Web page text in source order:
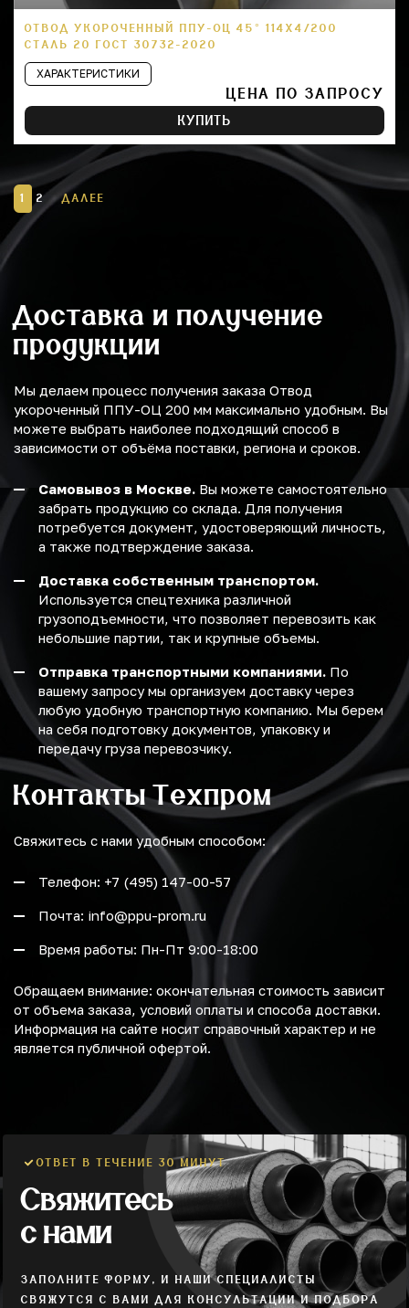
ОТВОД УКОРОЧЕННЫЙ ППУ-ОЦ 45° 114Х4/200
СТАЛЬ 20 ГОСТ 30732-2020
ХАРАКТЕРИСТИКИ
ЦЕНА ПО ЗАПРОСУ
КУПИТЬ
1 2 ДАЛЕЕ
Доставка и получение
продукции
Мы делаем процесс получения заказа Отвод
укороченный ППУ-ОЦ 200 мм максимально удобным. Вы
можете выбрать наиболее подходящий способ в
зависимости от объёма поставки, региона и сроков.
Самовывоз в Москве. Вы можете самостоятельно
забрать продукцию со склада. Для получения
потребуется документ, удостоверяющий личность,
а также подтверждение заказа.
Доставка собственным транспортом.
Используется спецтехника различной
грузоподъемности, что позволяет перевозить как
небольшие партии, так и крупные объемы.
Отправка транспортными компаниями. По
вашему запросу мы организуем доставку через
любую удобную транспортную компанию. Мы берем
на себя подготовку документов, упаковку и
передачу груза перевозчику.
Контакты Техпром
Свяжитесь с нами удобным способом:
Телефон: +7 (495) 147-00-57
Почта: info@ppu-prom.ru
Время работы: Пн-Пт 9:00-18:00
Обращаем внимание: окончательная стоимость зависит
от объема заказа, условий оплаты и способа доставки.
Информация на сайте носит справочный характер и не
является публичной офертой.
ОТВЕТ В ТЕЧЕНИЕ 30 МИНУТ
Свяжитесь
с нами
ЗАПОЛНИТЕ ФОРМУ, И НАШИ СПЕЦИАЛИСТЫ
СВЯЖУТСЯ С ВАМИ ДЛЯ КОНСУЛЬТАЦИИ И ПОДБОРА